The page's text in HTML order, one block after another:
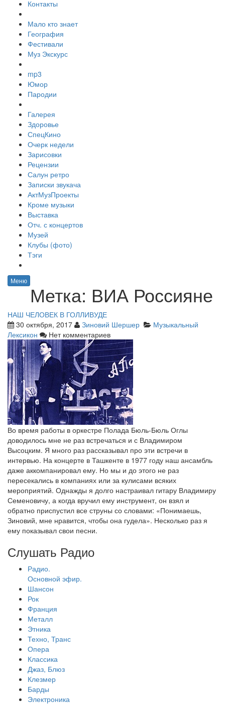
Контакты
Мало кто знает
География
Фестивали
Муз Экскурс
mp3
Юмор
Пародии
Галерея
Здоровье
СпецКино
Очерк недели
Зарисовки
Рецензии
Салун ретро
Записки звукача
АктМузПроекты
Кроме музыки
Выставка
Отч. с концертов
Музей
Клубы (фото)
Тэги
Меню
Метка: ВИА Россияне
НАШ ЧЕЛОВЕК В ГОЛЛИВУДЕ
30 октября, 2017
Зиновий Шершер
Музыкальный
Лексикон
Нет комментариев
Во время работы в оркестре Полада Бюль-Бюль Оглы
доводилось мне не раз встречаться и с Владимиром
Высоцким. Я много раз рассказывал про эти встречи в
интервью. На концерте в Ташкенте в 1977 году наш ансамбль
даже аккомпанировал ему. Но мы и до этого не раз
пересекались в компаниях или за кулисами всяких
мероприятий. Однажды я долго настраивал гитару Владимиру
Семеновичу, а когда вручил ему инструмент, он взял и
обратно приспустил все струны со словами: «Понимаешь,
Зиновий, мне нравится, чтобы она гудела». Несколько раз я
ему показывал свои песни.
Слушать Радио
Радио.
Основной эфир.
Шансон
Рок
Франция
Металл
Этника
Техно, Транс
Опера
Классика
Джаз, Блюз
Клезмер
Барды
Электроника